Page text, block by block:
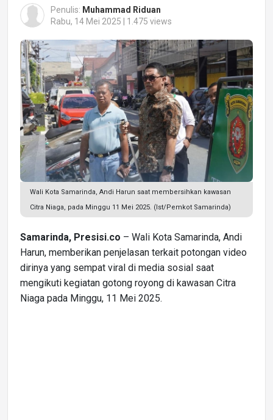
Penulis: Muhammad Riduan
Rabu, 14 Mei 2025 | 1.475 views
Wali Kota Samarinda, Andi Harun saat membersihkan kawasan
Citra Niaga, pada Minggu 11 Mei 2025. (Ist/Pemkot Samarinda)
Samarinda, Presisi.co – Wali Kota Samarinda, Andi
Harun, memberikan penjelasan terkait potongan video
dirinya yang sempat viral di media sosial saat
mengikuti kegiatan gotong royong di kawasan Citra
Niaga pada Minggu, 11 Mei 2025.